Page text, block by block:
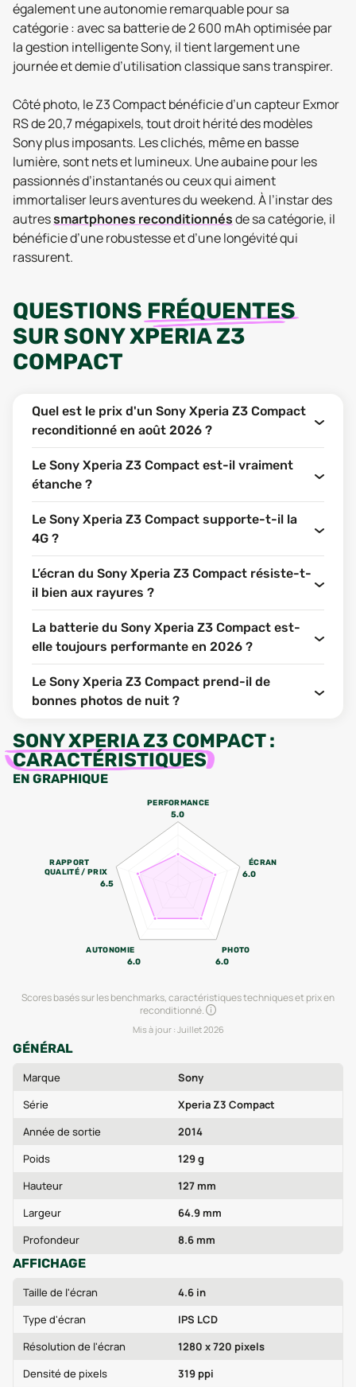
également une autonomie remarquable pour sa
catégorie : avec sa batterie de 2 600 mAh optimisée par
la gestion intelligente Sony, il tient largement une
journée et demie d’utilisation classique sans transpirer.
Côté photo, le Z3 Compact bénéficie d’un capteur Exmor
RS de 20,7 mégapixels, tout droit hérité des modèles
Sony plus imposants. Les clichés, même en basse
lumière, sont nets et lumineux. Une aubaine pour les
passionnés d’instantanés ou ceux qui aiment
immortaliser leurs aventures du weekend. À l’instar des
autressmartphones reconditionnésde sa catégorie, il
bénéficie d’une robustesse et d’une longévité qui
rassurent.
QUESTIONS FRÉQUENTES
SURSONY XPERIA Z3
COMPACT
Quel est le prix d'un Sony Xperia Z3 Compact
reconditionné en août 2026 ?
Le Sony Xperia Z3 Compact est-il vraiment
étanche ?
Le Sony Xperia Z3 Compact supporte-t-il la
4G ?
L’écran du Sony Xperia Z3 Compact résiste-t-
il bien aux rayures ?
La batterie du Sony Xperia Z3 Compact est-
elle toujours performante en 2026 ?
Le Sony Xperia Z3 Compact prend-il de
bonnes photos de nuit ?
SONY XPERIA Z3 COMPACT:
CARACTÉRISTIQUES
EN GRAPHIQUE
PERFORMANCE
5.0
ÉCRAN
6.0
PHOTO
6.0
AUTONOMIE
6.0
RAPPORT
QUALITÉ / PRIX
6.5
Scores basés sur les benchmarks, caractéristiques techniques et prix en
reconditionné.
Mis à jour : Juillet 2026
GÉNÉRAL
Marque
Sony
Série
Xperia Z3 Compact
Année de sortie
2014
Poids
129 g
Hauteur
127 mm
Largeur
64.9 mm
Profondeur
8.6 mm
AFFICHAGE
Taille de l'écran
4.6 in
Type d'écran
IPS LCD
Résolution de l'écran
1280 x 720 pixels
Densité de pixels
319 ppi